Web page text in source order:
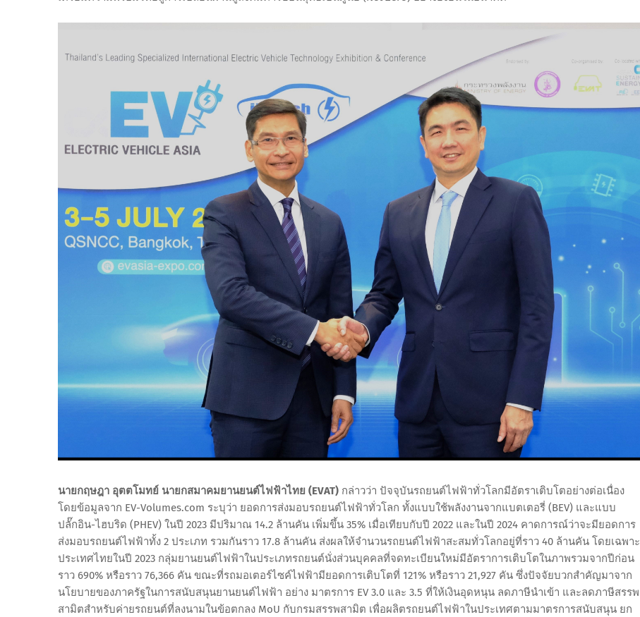
นายกฤษฎา อุตตโมทย์ นายกสมาคมยานยนต์ไฟฟ้าไทย (EVAT) กล่าวว่า ปัจจุบันรถยนต์ไฟฟ้าทั่วโลกมีอัตราเติบโตอย่างต่อเนื่อง
โดยข้อมูลจาก EV-Volumes.com ระบุว่า ยอดการส่งมอบรถยนต์ไฟฟ้าทั่วโลก ทั้งแบบใช้พลังงานจากแบตเตอรี่ (BEV) และแบบ
ปลั๊กอิน-ไฮบริด (PHEV) ในปี 2023 มีปริมาณ 14.2 ล้านคัน เพิ่มขึ้น 35% เมื่อเทียบกับปี 2022 และในปี 2024 คาดการณ์ว่าจะมียอดการ
ส่งมอบรถยนต์ไฟฟ้าทั้ง 2 ประเภท รวมกันราว 17.8 ล้านคัน ส่งผลให้จำนวนรถยนต์ไฟฟ้าสะสมทั่วโลกอยู่ที่ราว 40 ล้านคัน โดยเฉพาะ
ประเทศไทยในปี 2023 กลุ่มยานยนต์ไฟฟ้าในประเภทรถยนต์นั่งส่วนบุคคลที่จดทะเบียนใหม่มีอัตราการเติบโตในภาพรวมจากปีก่อน
ราว 690% หรือราว 76,366 คัน ขณะที่รถมอเตอร์ไซค์ไฟฟ้ามียอดการเติบโตที่ 121% หรือราว 21,927 คัน ซึ่งปัจจัยบวกสำคัญมาจาก
นโยบายของภาครัฐในการสนับสนุนยานยนต์ไฟฟ้า อย่าง มาตรการ EV 3.0 และ 3.5 ที่ให้เงินอุดหนุน ลดภาษีนำเข้า และลดภาษีสรรพ
สามิตสำหรับค่ายรถยนต์ที่ลงนามในข้อตกลง MoU กับกรมสรรพสามิต เพื่อผลิตรถยนต์ไฟฟ้าในประเทศตามมาตรการสนับสนุน ยก